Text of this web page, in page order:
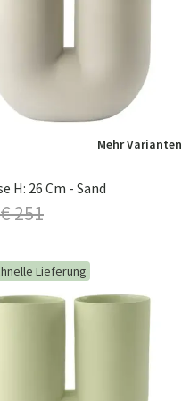
Mehr Varianten
H: 26 Cm - Sand
€ 251
Lieferung